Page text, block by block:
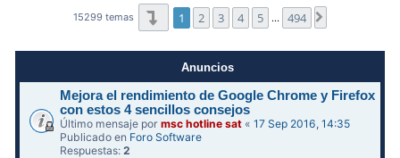
15299 temas Página1de494
1 2 3 4 5 … 494
Anuncios
Mejora el rendimiento de Google Chrome y Firefox
con estos 4 sencillos consejos
Último mensaje pormsc hotline sat «17 Sep 2016, 14:35
Publicado en Foro Software
Respuestas:2